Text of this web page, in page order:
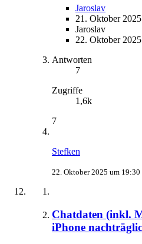
Jaroslav
21. Oktober
Jaroslav
22. Oktober
Antworten
7
Zugriffe
1,6k
7
Stefken
22. Oktober 2025 um 19:30
Chatdaten (inkl.
iPhone